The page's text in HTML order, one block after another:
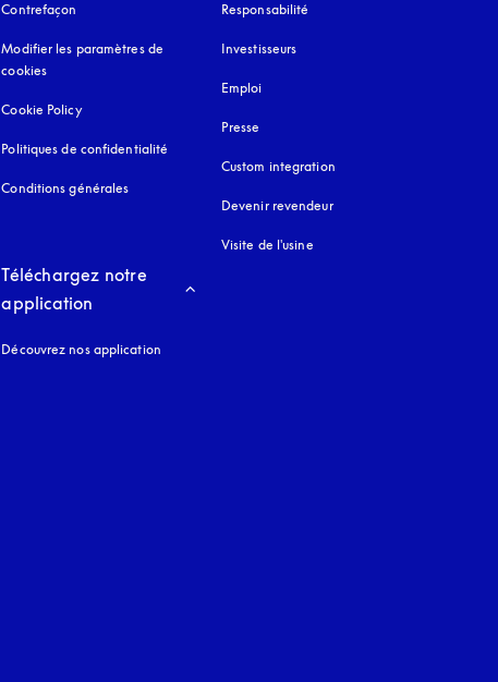
Contrefaçon s’ouvre dans un nouvel onglet
Modifier les paramètres de
cookies
Cookie Policys’ouvre dans un nouvel onglet
Politiques de confidentialité
Conditions générales
Responsabilité
Investisseurs
Emploi
Presse
Custom integration
Devenir revendeur
Visite de l'usine
Téléchargez notre
application
Découvrez nos application